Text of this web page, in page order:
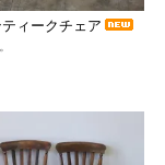
ィークチェア